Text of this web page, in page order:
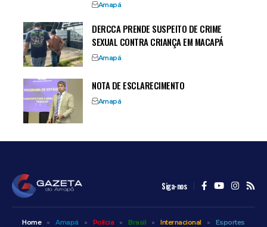
Amapá
DERCCA PRENDE SUSPEITO DE CRIME
SEXUAL CONTRA CRIANÇA EM MACAPÁ
Amapá
NOTA DE ESCLARECIMENTO
Amapá
Siga-nos
Home Amapá Polícia Brasil Internacional Esportes